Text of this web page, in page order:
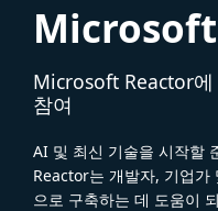
Microsoft Reactor
참여
AI 및 최신 기술을 시작할
Reactor는 개발자, 기업가
으로 구축하는 데 도움이